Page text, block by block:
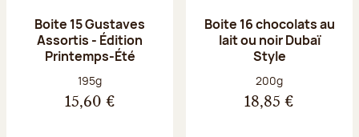
Boite 15 Gustaves
Assortis - Édition
Printemps-Été
Poids net :
195g
15,60 €
Boite 16 chocolats au
lait ou noir Dubaï
Style
Poids net :
200g
18,85 €